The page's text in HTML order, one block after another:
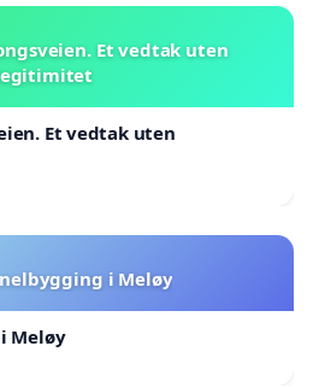
Et vedtak uten
Et vedtak uten
i Meløy
Meløy